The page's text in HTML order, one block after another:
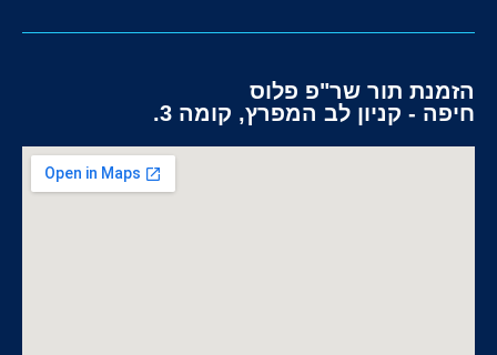
הזמנת תור שר"פ פלוס
חיפה - קניון לב המפרץ, קומה 3.